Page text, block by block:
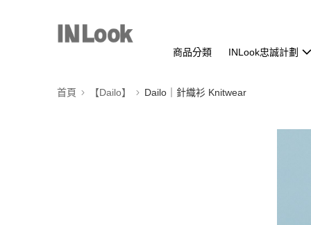
商品分類 INLook忠誠計劃
首頁 【Dailo】 Dailo｜針織衫 Knitwear